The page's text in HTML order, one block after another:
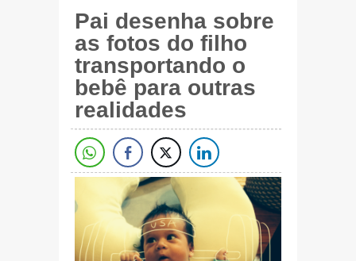
Pai desenha sobre
as fotos do filho
transportando o
bebê para outras
realidades